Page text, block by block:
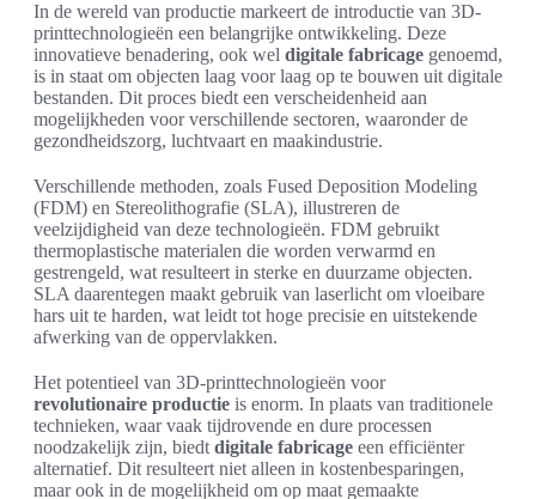
In de wereld van productie markeert de introductie van 3D-
printtechnologieën een belangrijke ontwikkeling. Deze
innovatieve benadering, ook wel digitale fabricage genoemd,
is in staat om objecten laag voor laag op te bouwen uit digitale
bestanden. Dit proces biedt een verscheidenheid aan
mogelijkheden voor verschillende sectoren, waaronder de
gezondheidszorg, luchtvaart en maakindustrie.
Verschillende methoden, zoals Fused Deposition Modeling
(FDM) en Stereolithografie (SLA), illustreren de
veelzijdigheid van deze technologieën. FDM gebruikt
thermoplastische materialen die worden verwarmd en
gestrengeld, wat resulteert in sterke en duurzame objecten.
SLA daarentegen maakt gebruik van laserlicht om vloeibare
hars uit te harden, wat leidt tot hoge precisie en uitstekende
afwerking van de oppervlakken.
Het potentieel van 3D-printtechnologieën voor
revolutionaire productie is enorm. In plaats van traditionele
technieken, waar vaak tijdrovende en dure processen
noodzakelijk zijn, biedt digitale fabricage een efficiënter
alternatief. Dit resulteert niet alleen in kostenbesparingen,
maar ook in de mogelijkheid om op maat gemaakte